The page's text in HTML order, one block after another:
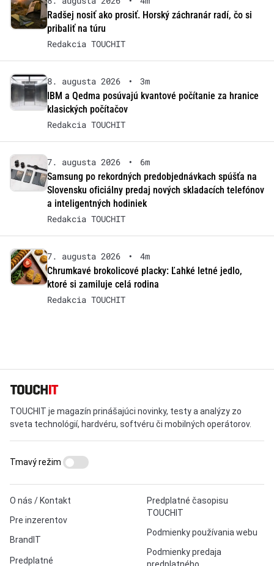
Radšej nosiť ako prosiť. Horský záchranár radí, čo si
pribaliť na túru
Redakcia TOUCHIT
8. augusta 2026 •
3m
IBM a Qedma posúvajú kvantové počítanie za hranice
klasických počítačov
Redakcia TOUCHIT
7. augusta 2026 •
6m
Samsung po rekordných predobjednávkach spúšťa na
Slovensku oficiálny predaj nových skladacích telefónov
a inteligentných hodiniek
Redakcia TOUCHIT
7. augusta 2026 •
4m
Chrumkavé brokolicové placky: Ľahké letné jedlo,
ktoré si zamiluje celá rodina
Redakcia TOUCHIT
TOUCHIT je magazín prinášajúci novinky, testy a analýzy zo
sveta technológií, hardvéru, softvéru či mobilných operátorov.
O nás / Kontakt
Pre inzerentov
BrandIT
Predplatné
Predplatné časopisu
TOUCHIT
Podmienky používania webu
Podmienky predaja
predplatného
Tmavý režim